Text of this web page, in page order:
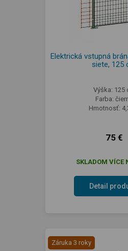
Elektrická vstupná
siete, 125
Výška: 125
Farba:
Hmotnosť:
75 €
SKLADOM VÍCE
Detail
Záruka 3 roky